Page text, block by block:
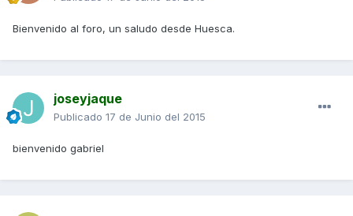
Bienvenido al foro, un saludo desde Huesca.
joseyjaque
Publicado 17 de Junio del 2015
bienvenido gabriel